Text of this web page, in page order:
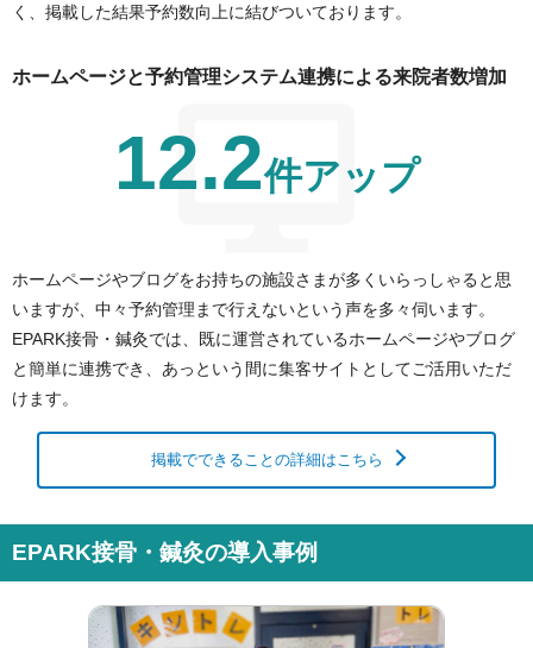
く、掲載した結果予約数向上に結びついております。
ホームページと予約管理システム連携による来院者数増加
12.2件アップ
ホームページやブログをお持ちの施設さまが多くいらっしゃると思
いますが、中々予約管理まで行えないという声を多々伺います。
EPARK接骨・鍼灸では、既に運営されているホームページやブログ
と簡単に連携でき、あっという間に集客サイトとしてご活用いただ
けます。
掲載でできることの詳細はこちら
EPARK接骨・鍼灸の導入事例